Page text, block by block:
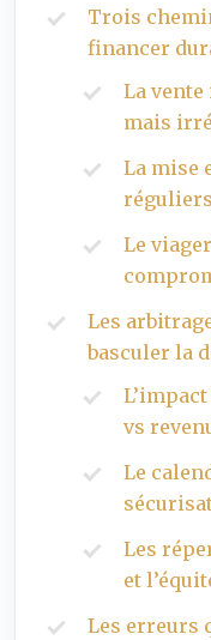
Trois
financer
La
mais
La mise
Le
Les
basculer la
vs
Le
Les
et
Les erreurs